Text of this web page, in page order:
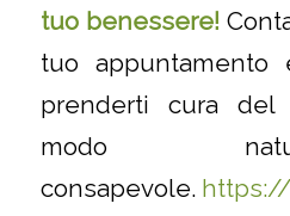
tuo benessere!
tuo appuntamento
prenderti cura
modo
consapevole.